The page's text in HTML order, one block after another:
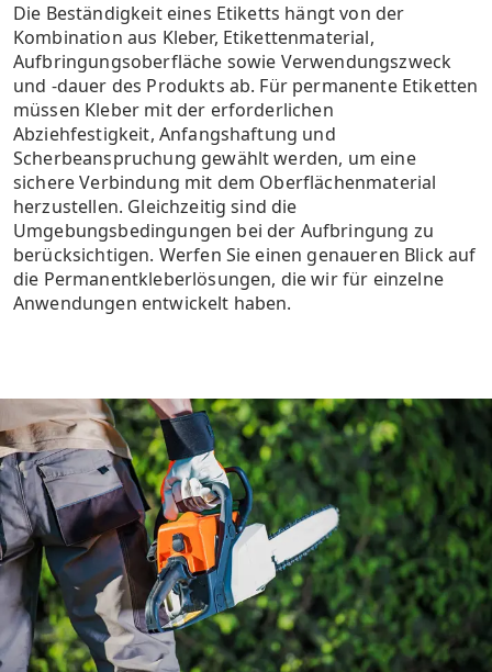
Die Beständigkeit eines Etiketts hängt von der
Kombination aus Kleber, Etikettenmaterial,
Aufbringungsoberfläche sowie Verwendungszweck
und -dauer des Produkts ab. Für permanente Etiketten
müssen Kleber mit der erforderlichen
Abziehfestigkeit, Anfangshaftung und
Scherbeanspruchung gewählt werden, um eine
sichere Verbindung mit dem Oberflächenmaterial
herzustellen. Gleichzeitig sind die
Umgebungsbedingungen bei der Aufbringung zu
berücksichtigen. Werfen Sie einen genaueren Blick auf
die Permanentkleberlösungen, die wir für einzelne
Anwendungen entwickelt haben.